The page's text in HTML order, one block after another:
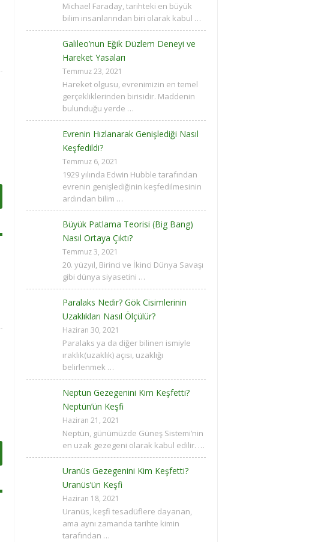
Michael Faraday, tarihteki en büyük
bilim insanlarından biri olarak kabul …
Galileo’nun Eğik Düzlem Deneyi ve
Hareket Yasaları
Temmuz 23, 2021
Hareket olgusu, evrenimizin en temel
gerçekliklerinden birisidir. Maddenin
bulunduğu yerde …
Evrenin Hızlanarak Genişlediği Nasıl
Keşfedildi?
Temmuz 6, 2021
1929 yılında Edwin Hubble tarafından
evrenin genişlediğinin keşfedilmesinin
ardından bilim …
Büyük Patlama Teorisi (Big Bang)
Nasıl Ortaya Çıktı?
Temmuz 3, 2021
20. yüzyıl, Birinci ve İkinci Dünya Savaşı
gibi dünya siyasetini …
Paralaks Nedir? Gök Cisimlerinin
Uzaklıkları Nasıl Ölçülür?
Haziran 30, 2021
Paralaks ya da diğer bilinen ismiyle
ıraklık(uzaklık) açısı, uzaklığı
belirlenmek …
Neptün Gezegenini Kim Keşfetti?
Neptün’ün Keşfi
Haziran 21, 2021
Neptün, günümüzde Güneş Sistemi’nin
en uzak gezegeni olarak kabul edilir. …
Uranüs Gezegenini Kim Keşfetti?
Uranüs’ün Keşfi
Haziran 18, 2021
Uranüs, keşfi tesadüflere dayanan,
ama aynı zamanda tarihte kimin
tarafından …